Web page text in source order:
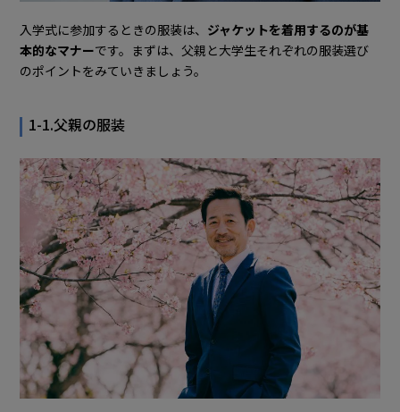
入学式に参加するときの服装は、 ジャケットを着用するのが基
本的なマナーです。まずは、父親と大学生それぞれの服装選び
のポイントをみていきましょう。
1-1.父親の服装